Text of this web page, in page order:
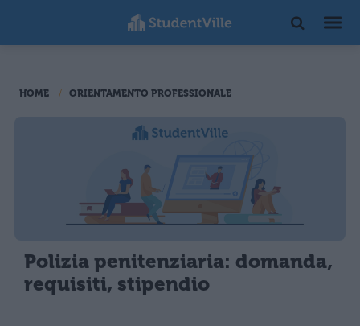
HOME ORIENTAMENTO PROFESSIONALE
Polizia penitenziaria: domanda,
requisiti, stipendio